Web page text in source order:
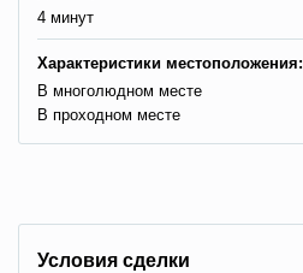
4 минут
Характеристики местоположения:
В многолюдном месте
В проходном месте
Условия сделки